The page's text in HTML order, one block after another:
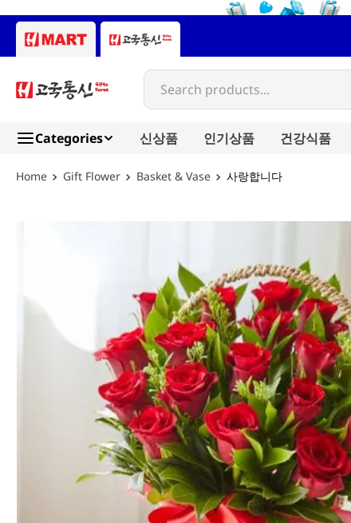
Search products...
Categories 신상품 인기상품 건강식품
Gift Flower Basket & Vase 사랑합니다